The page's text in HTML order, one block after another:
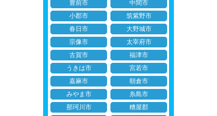
豊前市
中間市
小郡市
筑紫野市
春日市
大野城市
宗像市
太宰府市
古賀市
福津市
うきは市
宮若市
嘉麻市
朝倉市
みやま市
糸島市
那珂川市
糟屋郡